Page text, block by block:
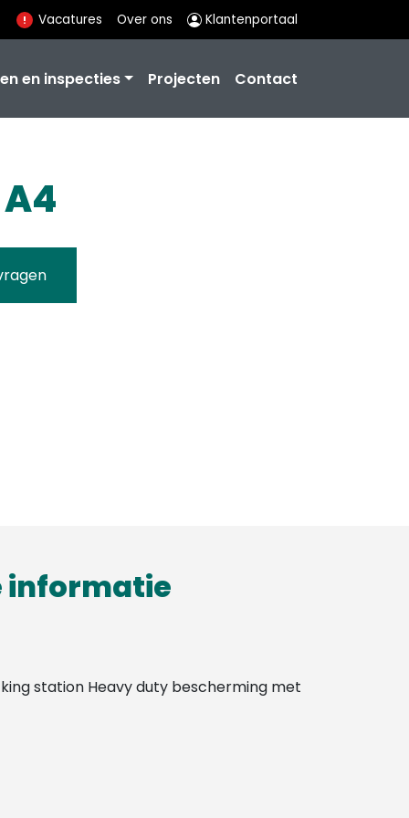
Vacatures Over ons Klantenportaal
en inspecties Projecten Contact
informatie
station Heavy duty bescherming met